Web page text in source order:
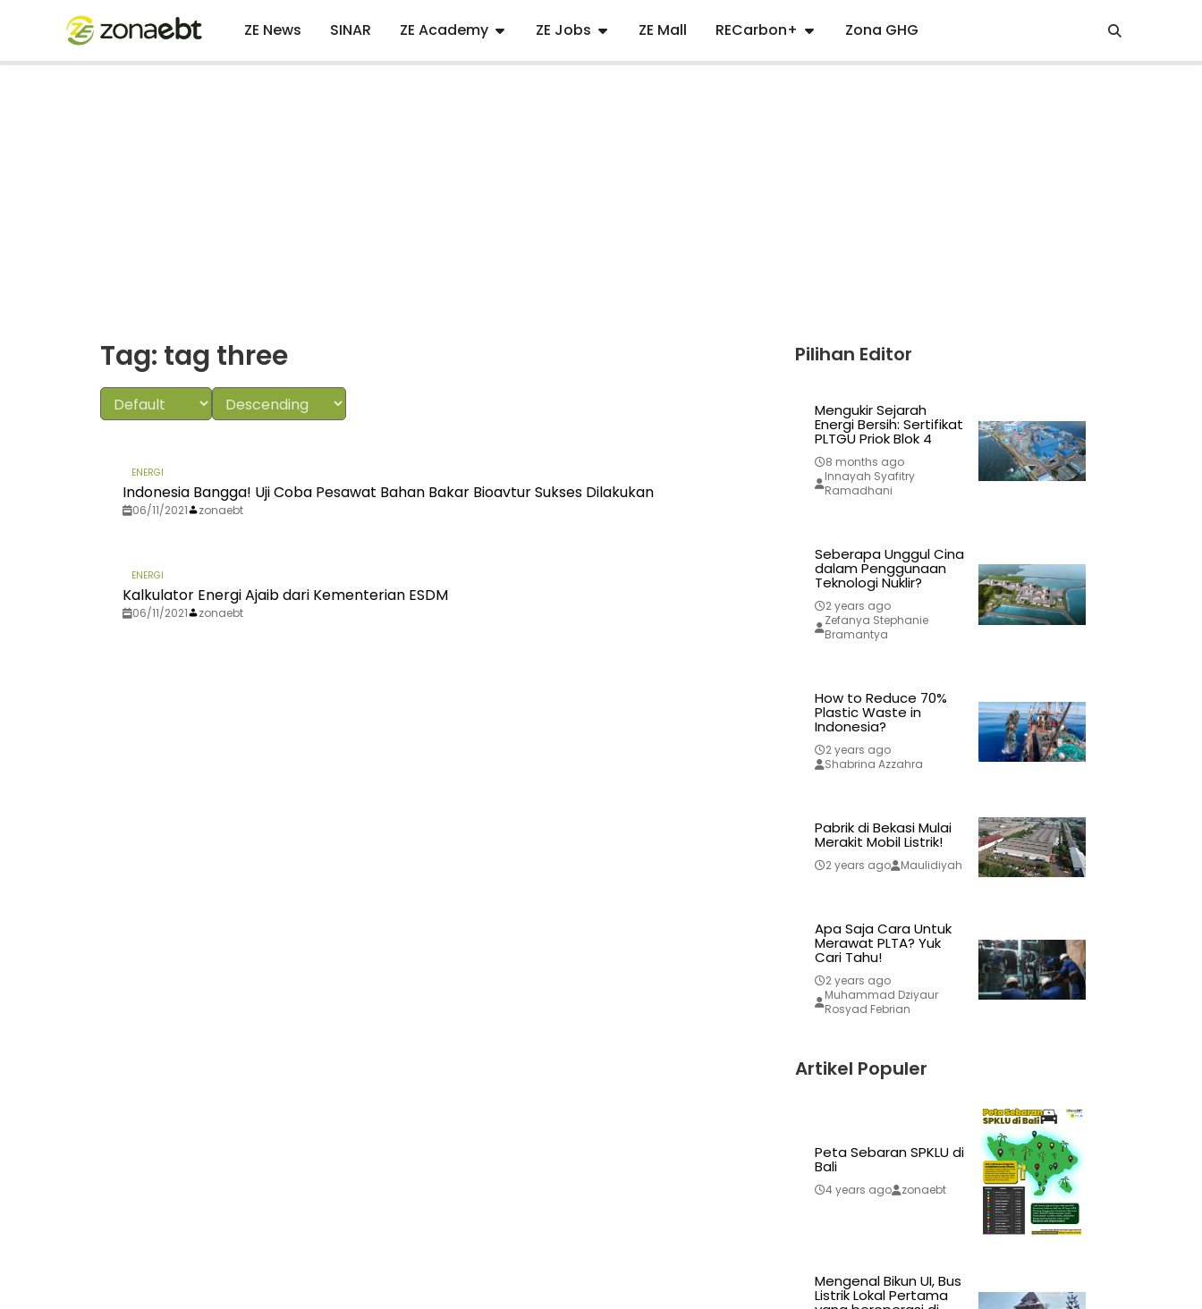
ZE News SINAR ZE Academy ZE Jobs ZE Mall RECarbon+ Zona GHG
Tag: tag three
ENERGI
Indonesia Bangga! Uji Coba Pesawat Bahan Bakar Bioavtur Sukses Dilakukan
06/11/2021 zonaebt
ENERGI
Kalkulator Energi Ajaib dari Kementerian ESDM
06/11/2021 zonaebt
Pilihan Editor
Mengukir Sejarah
Energi Bersih: Sertifikat
PLTGU Priok Blok 4
8 months ago
Innayah Syafitry
Ramadhani
Seberapa Unggul Cina
dalam Penggunaan
Teknologi Nuklir?
2 years ago
Zefanya Stephanie
Bramantya
How to Reduce 70%
Plastic Waste in
Indonesia?
2 years ago
Shabrina Azzahra
Pabrik di Bekasi Mulai
Merakit Mobil Listrik!
2 years ago Maulidiyah
Apa Saja Cara Untuk
Merawat PLTA? Yuk
Cari Tahu!
2 years ago
Muhammad Dziyaur
Rosyad Febrian
Artikel Populer
Peta Sebaran SPKLU di
Bali
4 years ago zonaebt
Mengenal Bikun UI, Bus
Listrik Lokal Pertama